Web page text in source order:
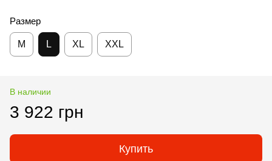
Размер
M L XL XXL
В наличии
3 922 грн
Купить